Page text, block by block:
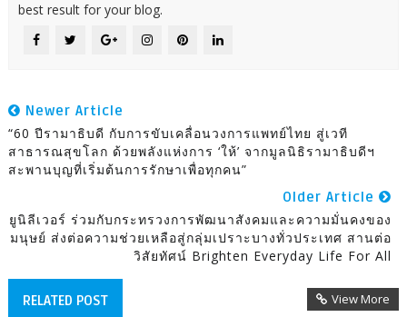
best result for your blog.
Newer Article
“60 ปีรามาธิบดี กับการขับเคลื่อนวงการแพทย์ไทย สู่เวที
สาธารณสุขโลก ด้วยพลังแห่งการ ‘ให้’ จากมูลนิธิรามาธิบดีฯ
สะพานบุญที่เริ่มต้นการรักษาเพื่อทุกคน”
Older Article
ยูนิลีเวอร์ ร่วมกับกระทรวงการพัฒนาสังคมและความมั่นคงของ
มนุษย์ ส่งต่อความช่วยเหลือสู่กลุ่มเปราะบางทั่วประเทศ สานต่อ
วิสัยทัศน์ Brighten Everyday Life For All
RELATED POST View More